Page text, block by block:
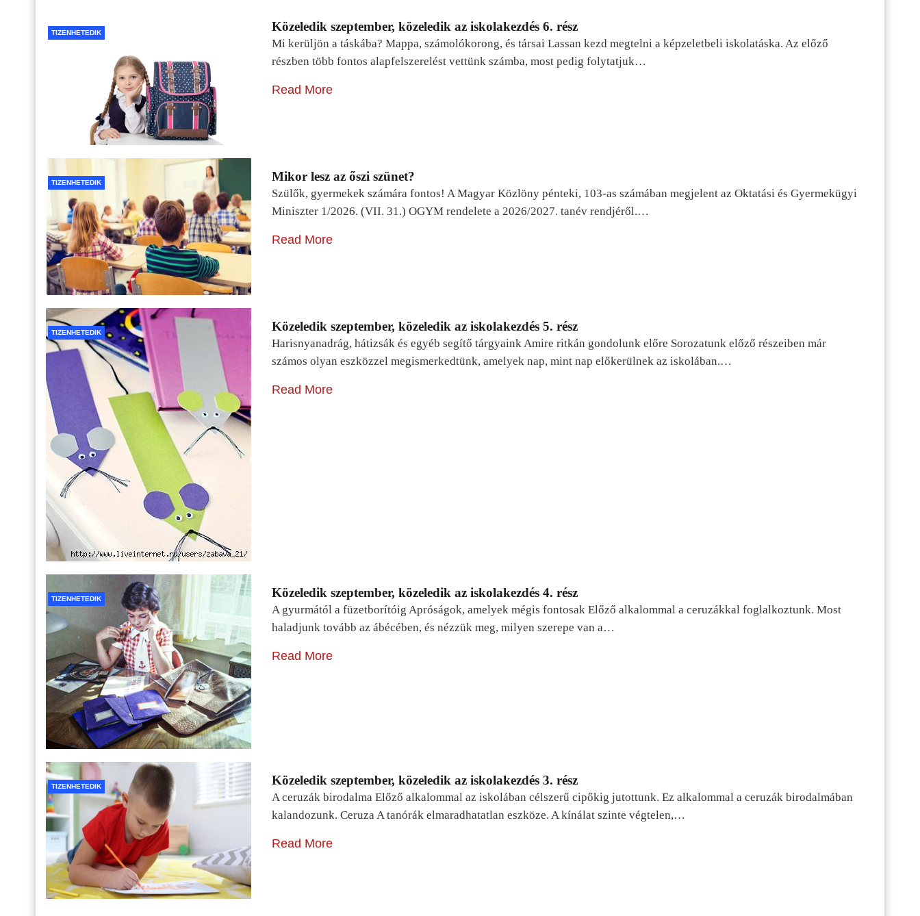
TIZENHETEDIK Közeledik szeptember, közeledik az iskolakezdés 6. rész
Mi kerüljön a táskába? Mappa, számolókorong, és társai Lassan kezd megtelni a képzeletbeli iskolatáska. Az előző
részben több fontos alapfelszerelést vettünk számba, most pedig folytatjuk…
Read More
TIZENHETEDIK Mikor lesz az őszi szünet?
Szülők, gyermekek számára fontos! A Magyar Közlöny pénteki, 103-as számában megjelent az Oktatási és Gyermekügyi
Miniszter 1/2026. (VII. 31.) OGYM rendelete a 2026/2027. tanév rendjéről.…
Read More
TIZENHETEDIK Közeledik szeptember, közeledik az iskolakezdés 5. rész
Harisnyanadrág, hátizsák és egyéb segítő tárgyaink Amire ritkán gondolunk előre Sorozatunk előző részeiben már
számos olyan eszközzel megismerkedtünk, amelyek nap, mint nap előkerülnek az iskolában.…
Read More
TIZENHETEDIK Közeledik szeptember, közeledik az iskolakezdés 4. rész
A gyurmától a füzetborítóig Apróságok, amelyek mégis fontosak Előző alkalommal a ceruzákkal foglalkoztunk. Most
haladjunk tovább az ábécében, és nézzük meg, milyen szerepe van a…
Read More
TIZENHETEDIK Közeledik szeptember, közeledik az iskolakezdés 3. rész
A ceruzák birodalma Előző alkalommal az iskolában célszerű cipőkig jutottunk. Ez alkalommal a ceruzák birodalmában
kalandozunk. Ceruza A tanórák elmaradhatatlan eszköze. A kínálat szinte végtelen,…
Read More